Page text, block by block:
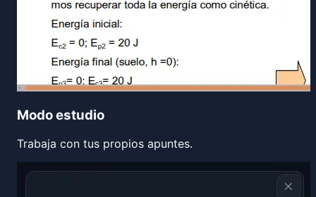
Modo estudio
Trabaja con tus propios apuntes.